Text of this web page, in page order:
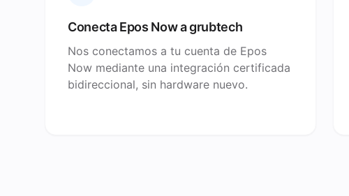
Conecta Epos Now a grubtech
Nos conectamos a tu cuenta de Epos
Now mediante una integración certificada
bidireccional, sin hardware nuevo.